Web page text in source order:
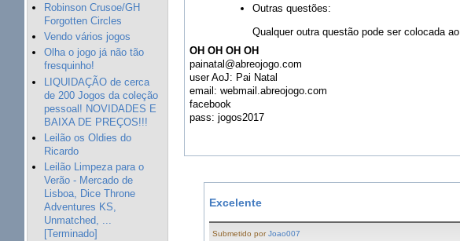
Robinson Crusoe/GH
Forgotten Circles
Vendo vários jogos
Olha o jogo já não tão
fresquinho!
LIQUIDAÇÃO de cerca
de 200 Jogos da coleção
pessoal! NOVIDADES E
BAIXA DE PREÇOS!!!
Leilão os Oldies do
Ricardo
Leilão Limpeza para o
Verão - Mercado de
Lisboa, Dice Throne
Adventures KS,
Unmatched, ...
[Terminado]
Outras questões:
Qualquer outra questão pode ser colocada ao
OH OH OH OH
painatal@abreojogo.com
user AoJ: Pai Natal
email: webmail.abreojogo.com
facebook
pass: jogos2017
Excelente
Submetido porJoao007